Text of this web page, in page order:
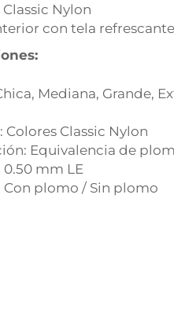
Classic Nylon
con tela
Mediana, Grande,
Colores Classic Nylon
Equivalencia de
0.50 mm LE
Con plomo / Sin plomo